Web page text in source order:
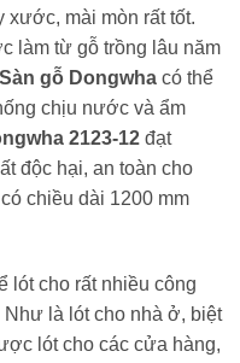
xước, mài mòn rất tốt.
làm từ gỗ trồng lâu năm
Sàn gỗ Dongwha có thể
chịu nước và ẩm
2123-12 đạt
độc hại, an toàn cho
chiều dài 1200 mm
lót cho rất nhiều công
là lót cho nhà ở, biệt
lót cho các cửa hàng,